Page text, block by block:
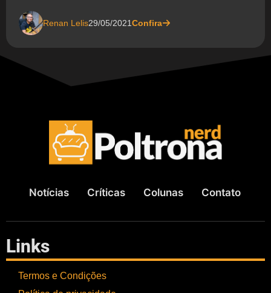
Renan Lelis29/05/2021Confira
Notícias Críticas Colunas Contato
Links
Termos e Condições